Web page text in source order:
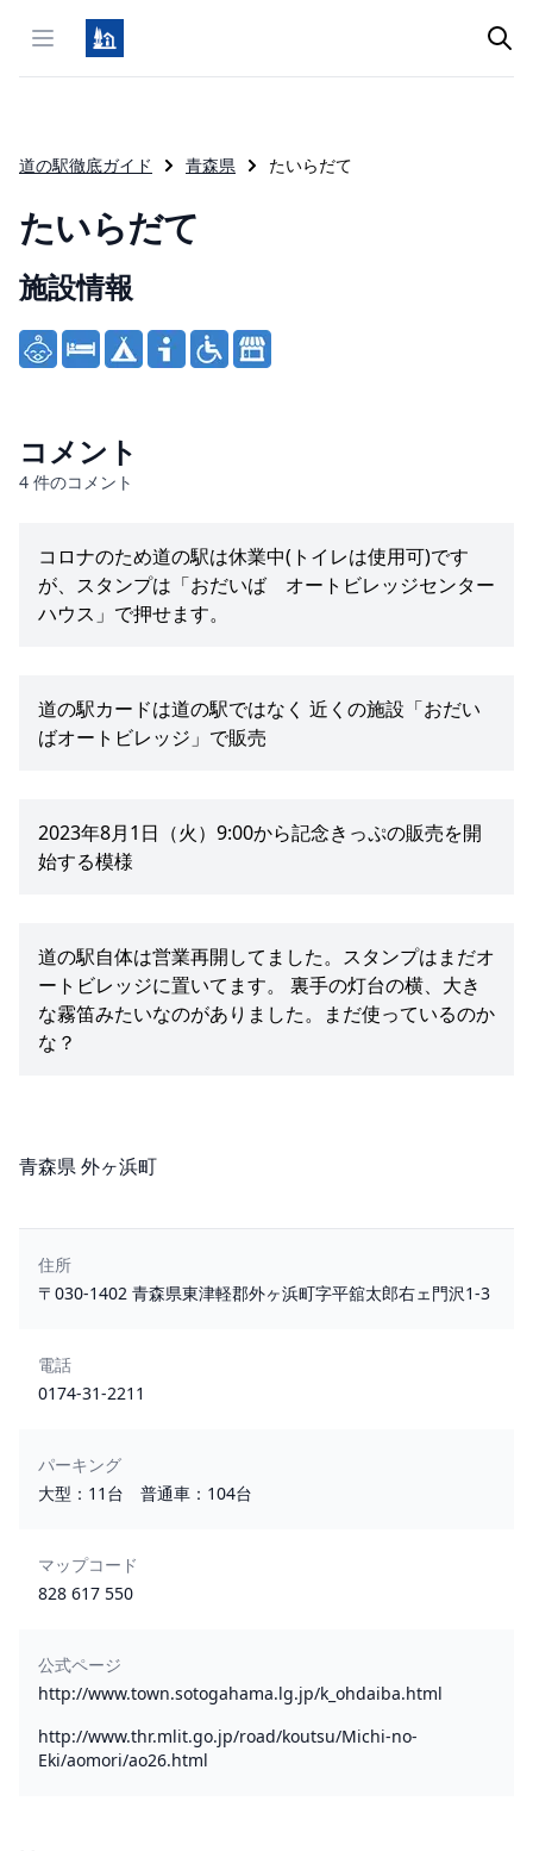
Open menu
道の駅徹底ガイド 青森県 たいらだて
たいらだて
Product information
施設情報
コメント
4 件のコメント
コロナのため道の駅は休業中(トイレは使用可)です
が、スタンプは「おだいば オートビレッジセンター
ハウス」で押せます。
道の駅カードは道の駅ではなく 近くの施設「おだい
ばオートビレッジ」で販売
2023年8月1日（火）9:00から記念きっぷの販売を開
始する模様
道の駅自体は営業再開してました。スタンプはまだオ
ートビレッジに置いてます。 裏手の灯台の横、大き
な霧笛みたいなのがありました。まだ使っているのか
な？
所在地
青森県 外ヶ浜町
住所
〒030-1402 青森県東津軽郡外ヶ浜町字平舘太郎右ェ門沢1-3
電話
0174-31-2211
パーキング
大型：11台 普通車：104台
マップコード
828 617 550
公式ページ
http://www.town.sotogahama.lg.jp/k_ohdaiba.html
http://www.thr.mlit.go.jp/road/koutsu/Michi-no-
Eki/aomori/ao26.html